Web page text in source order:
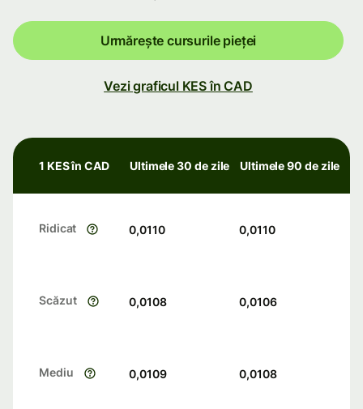
Urmărește cursurile pieței
Vezi graficul KES în CAD
1 KES în CAD Ultimele 30 de zile Ultimele 90 de zile
Ridicat 0,0110 0,0110
Scăzut 0,0108 0,0106
Mediu 0,0109 0,0108